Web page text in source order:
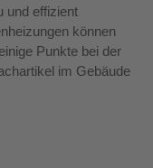
und effizient
können
Punkte bei der
im Gebäude